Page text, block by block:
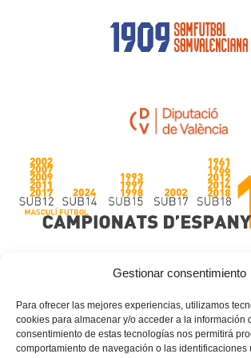
Gestionar consentimiento
Para ofrecer las mejores experiencias, utilizamos
cookies para almacenar y/o acceder a la información
consentimiento de estas tecnologías nos permitirá
comportamiento de navegación o las identificaciones
Selecció